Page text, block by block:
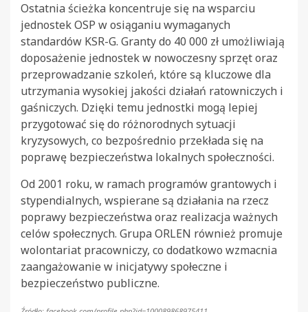
Ostatnia ścieżka koncentruje się na wsparciu
jednostek OSP w osiąganiu wymaganych
standardów KSR-G. Granty do 40 000 zł umożliwiają
doposażenie jednostek w nowoczesny sprzęt oraz
przeprowadzanie szkoleń, które są kluczowe dla
utrzymania wysokiej jakości działań ratowniczych i
gaśniczych. Dzięki temu jednostki mogą lepiej
przygotować się do różnorodnych sytuacji
kryzysowych, co bezpośrednio przekłada się na
poprawę bezpieczeństwa lokalnych społeczności.
Od 2001 roku, w ramach programów grantowych i
stypendialnych, wspierane są działania na rzecz
poprawy bezpieczeństwa oraz realizacja ważnych
celów społecznych. Grupa ORLEN również promuje
wolontariat pracowniczy, co dodatkowo wzmacnia
zaangażowanie w inicjatywy społeczne i
bezpieczeństwo publiczne.